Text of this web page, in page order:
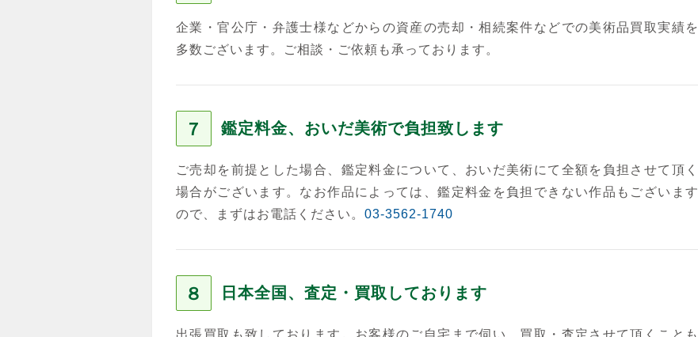
企業・官公庁・弁護士様などからの資産の売却・相続案件などでの美術品買取実績を
多数ございます。ご相談・ご依頼も承っております。
７ 鑑定料金、おいだ美術で負担致します
ご売却を前提とした場合、鑑定料金について、おいだ美術にて全額を負担させて頂く
場合がございます。なお作品によっては、鑑定料金を負担できない作品もございます
ので、まずはお電話ください。 03-3562-1740
８ 日本全国、査定・買取しております
出張買取も致しております。お客様のご自宅まで伺い、買取・査定させて頂くことも